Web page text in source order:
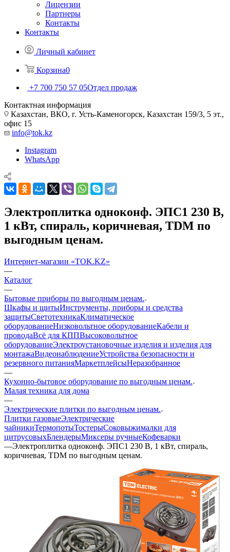
Лицензии
Партнеры
Контакты
Контакты
Личный кабинет
Корзина0
+7 700 750 57 05Отдел продаж
Контактная информация
Казахстан, ВКО, г. Усть-Каменогорск, Казахстан 159/3, 5 эт.,
офис 15
info@tok.kz
Instagram
WhatsApp
Электроплитка одноконф. ЭПС1 230 В,
1 кВт, спираль, коричневая, TDM по
выгодным ценам.
Интернет-магазин «TOK.KZ»
—
Каталог
—
Бытовые приборы по выгодным ценам.
Шкафы и щитыИнструменты, приборы и средства
защитыСветотехникаКлиматическое
оборудованиеНизковольтное оборудованиеКабели и
проводаВсё для КППВысоковольтное
оборудованиеЭлектроустановочные изделия и изделия для
монтажаВидеонаблюдениеУстройства безопасности и
резервного питанияМаркетплейсыНеразобранное
—
Кухонно-бытовое оборудование по выгодным ценам.
Малая техника для дома
—
Электрические плитки по выгодным ценам.
Плитки газовыеЭлектрические
чайникиТермопотыТостерыСоковыжималки для
цитрусовыхБлендерыМиксеры ручныеКофеварки
—Электроплитка одноконф. ЭПС1 230 В, 1 кВт, спираль,
коричневая, TDM по выгодным ценам.